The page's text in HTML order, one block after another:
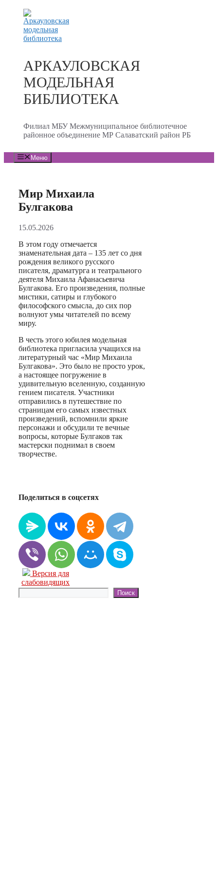
Перейти
содержимому
АРКАУЛОВСКАЯ
МОДЕЛЬНАЯ
БИБЛИОТЕКА
Филиал МБУ Межмуниципальное библиотечное
районное объединение МР Салаватский район РБ
Меню
Мир Михаила
Булгакова
15.05.2026
В этом году отмечается
знаменательная дата – 135 лет со дня
рождения великого русского
писателя, драматурга и театрального
деятеля Михаила Афанасьевича
Булгакова. Его произведения, полные
мистики, сатиры и глубокого
философского смысла, до сих пор
волнуют умы читателей по всему
миру.
В честь этого юбилея модельная
библиотека пригласила учащихся на
литературный час «Мир Михаила
Булгакова». Это было не просто урок,
а настоящее погружение в
удивительную вселенную, созданную
гением писателя. Участники
отправились в путешествие по
страницам его самых известных
произведений, вспомнили яркие
персонажи и обсудили те вечные
вопросы, которые Булгаков так
мастерски поднимал в своем
творчестве.
Поделиться в соцсетях
Версия для
слабовидящих
Поиск
Поиск